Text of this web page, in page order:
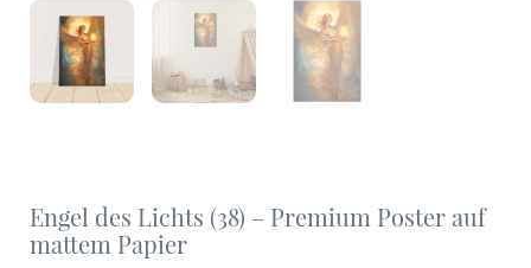
Engel des Lichts (38) – Premium Poster auf
mattem Papier